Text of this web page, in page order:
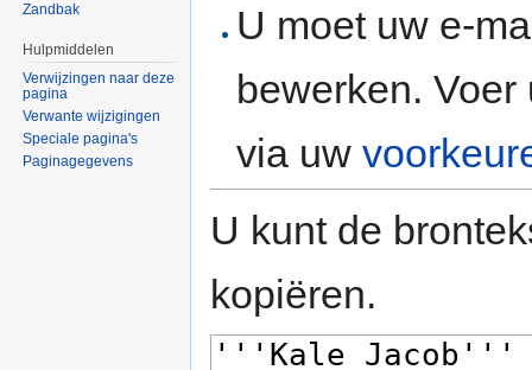
U moet uw e-
bewerken.
via uw
U kunt de
kopiëren.
Zandbak
Hulpmiddelen
Verwijzingen naar deze
pagina
Verwante wijzigingen
Speciale pagina's
Paginagegevens